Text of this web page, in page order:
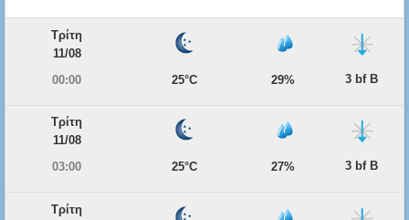
Τρίτη
11/08
00:00
25°C 29% 3 bf Β
Τρίτη
11/08
03:00
25°C 27% 3 bf Β
Τρίτη